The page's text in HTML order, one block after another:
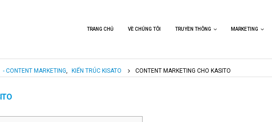
TRANG CHỦ VỀ CHÚNG TÔI TRUYỀN THÔNG MARKETING
- CONTENT MARKETING, KIẾN TRÚC KISATO CONTENT MARKETING CHO KASITO